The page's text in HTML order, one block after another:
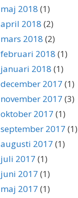
maj 2018 (1)
april 2018 (2)
mars 2018 (2)
februari 2018 (1)
januari 2018 (1)
december 2017 (1)
november 2017 (3)
oktober 2017 (1)
september 2017 (1)
augusti 2017 (1)
juli 2017 (1)
juni 2017 (1)
maj 2017 (1)